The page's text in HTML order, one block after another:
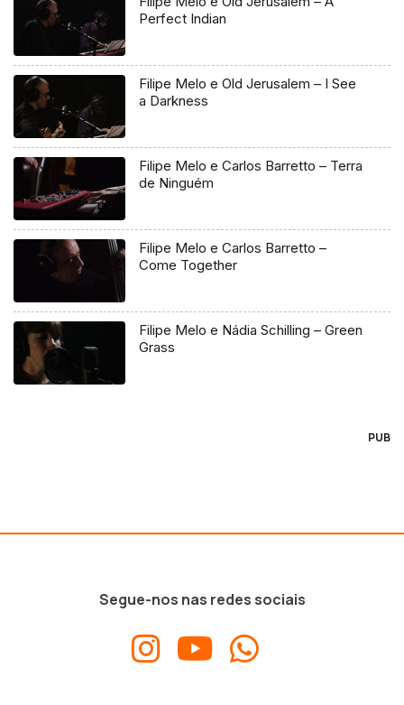
Perfect Indian
Filipe Melo e Old Jerusalem – I See
a Darkness
Filipe Melo e Carlos Barretto – Terra
de Ninguém
Filipe Melo e Carlos Barretto –
Come Together
Filipe Melo e Nádia Schilling – Green
Grass
PUB
Segue-nos nas redes sociais